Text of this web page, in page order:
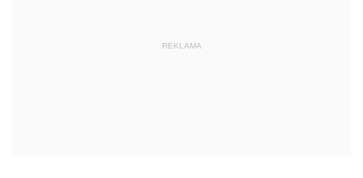
REKLAMA